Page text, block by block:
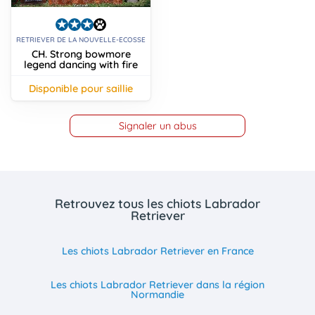
RETRIEVER DE LA NOUVELLE-ECOSSE
CH. Strong bowmore
legend dancing with fire
disponible pour saillie
Signaler un abus
Retrouvez tous les chiots Labrador
Retriever
Les chiots Labrador Retriever en France
Les chiots Labrador Retriever dans la région
Normandie